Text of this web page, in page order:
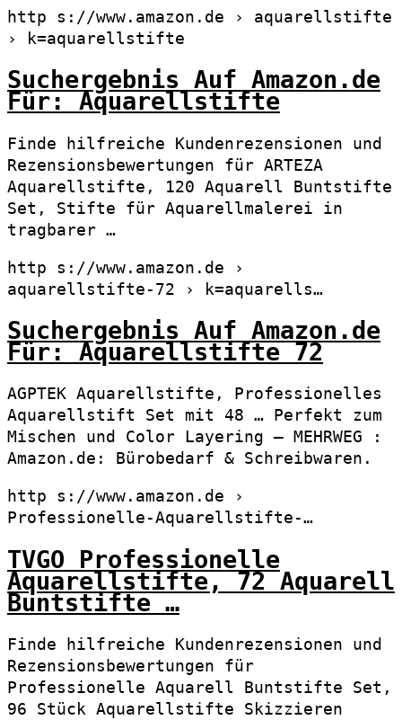
http s://www.amazon.de › aquarellstifte
› k=aquarellstifte
Suchergebnis Auf Amazon.de
Für: Aquarellstifte
Finde hilfreiche Kundenrezensionen und
Rezensionsbewertungen für ARTEZA
Aquarellstifte, 120 Aquarell Buntstifte
Set, Stifte für Aquarellmalerei in
tragbarer …
http s://www.amazon.de ›
aquarellstifte-72 › k=aquarells…
Suchergebnis Auf Amazon.de
Für: Aquarellstifte 72
AGPTEK Aquarellstifte, Professionelles
Aquarellstift Set mit 48 … Perfekt zum
Mischen und Color Layering – MEHRWEG :
Amazon.de: Bürobedarf & Schreibwaren.
http s://www.amazon.de ›
Professionelle-Aquarellstifte-…
TVGO Professionelle
Aquarellstifte, 72 Aquarell
Buntstifte …
Finde hilfreiche Kundenrezensionen und
Rezensionsbewertungen für
Professionelle Aquarell Buntstifte Set,
96 Stück Aquarellstifte Skizzieren